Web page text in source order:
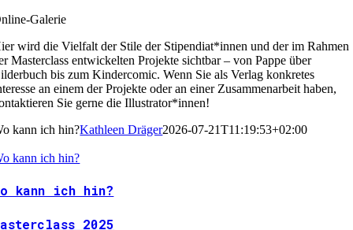
Galerie
wird die Vielfalt der Stile der Stipendiat*innen und der im Rahmen
Masterclass entwickelten Projekte sichtbar – von Pappe über
bis zum Kindercomic. Wenn Sie als Verlag konkretes
an einem der Projekte oder an einer Zusammenarbeit haben,
Sie gerne die Illustrator*innen!
kann ich hin?Kathleen Dräger2026-07-21T11:19:53+02:00
kann ich hin?
kann ich hin?
2025